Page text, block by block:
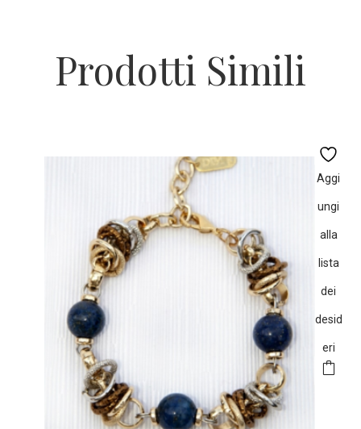
Prodotti Simili
Aggi
ungi
alla
lista
dei
desid
eri